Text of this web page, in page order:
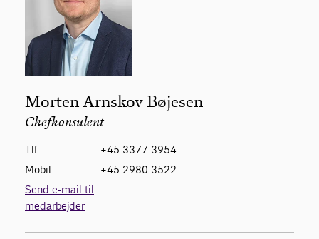
Morten Arnskov Bøjesen
Chefkonsulent
Tlf.:
+45 3377 3954
Mobil:
+45 2980 3522
Send e-mail til
medarbejder